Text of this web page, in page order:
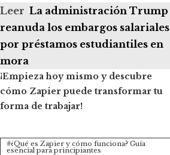
Leer La administración Trump
reanuda los embargos salariales
por préstamos estudiantiles en
mora
¡Empieza hoy mismo y descubre
cómo Zapier puede transformar tu
forma de trabajar!
¿Qué es Zapier y cómo funciona? Guía
esencial para principiantes